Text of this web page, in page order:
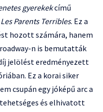
gyerekekcímű
Les Parents Terribles. Ez a
hozott számára, hanem
n is bemutatták
jelölést eredményezett
Ez a korai siker
csupán egy jóképű arc a
és elhivatott